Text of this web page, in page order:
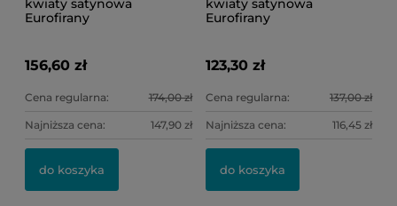
kwiaty satynowa
Eurofirany
156,60 zł
Cena regularna: 174,00 zł
Najniższa cena: 147,90 zł
do koszyka
kwiaty satynowa
Eurofirany
123,30 zł
Cena regularna: 137,00 zł
Najniższa cena: 116,45 zł
do koszyka